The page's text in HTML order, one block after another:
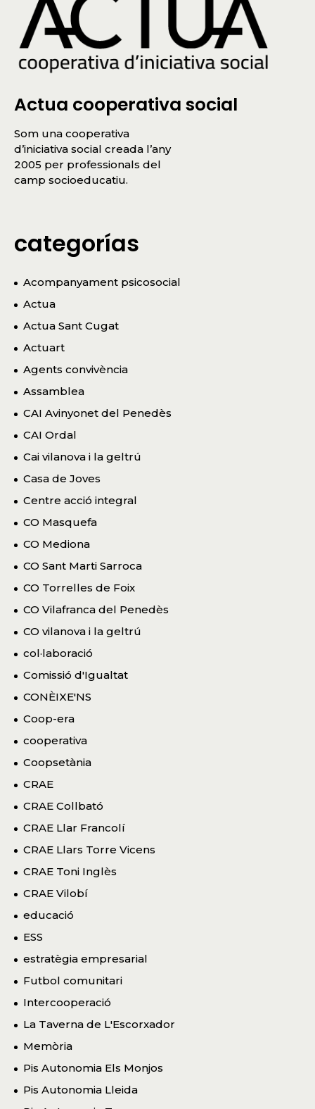
Actua cooperativa social
Som una cooperativa
d’iniciativa social creada l’any
2005 per professionals del
camp socioeducatiu.
categorías
Acompanyament psicosocial
Actua
Actua Sant Cugat
Actuart
Agents convivència
Assamblea
CAI Avinyonet del Penedès
CAI Ordal
Cai vilanova i la geltrú
Casa de Joves
Centre acció integral
CO Masquefa
CO Mediona
CO Sant Marti Sarroca
CO Torrelles de Foix
CO Vilafranca del Penedès
CO vilanova i la geltrú
col·laboració
Comissió d'Igualtat
CONÈIXE'NS
Coop-era
cooperativa
Coopsetània
CRAE
CRAE Collbató
CRAE Llar Francolí
CRAE Llars Torre Vicens
CRAE Toni Inglès
CRAE Vilobí
educació
ESS
estratègia empresarial
Futbol comunitari
Intercooperació
La Taverna de L'Escorxador
Memòria
Pis Autonomia Els Monjos
Pis Autonomia Lleida